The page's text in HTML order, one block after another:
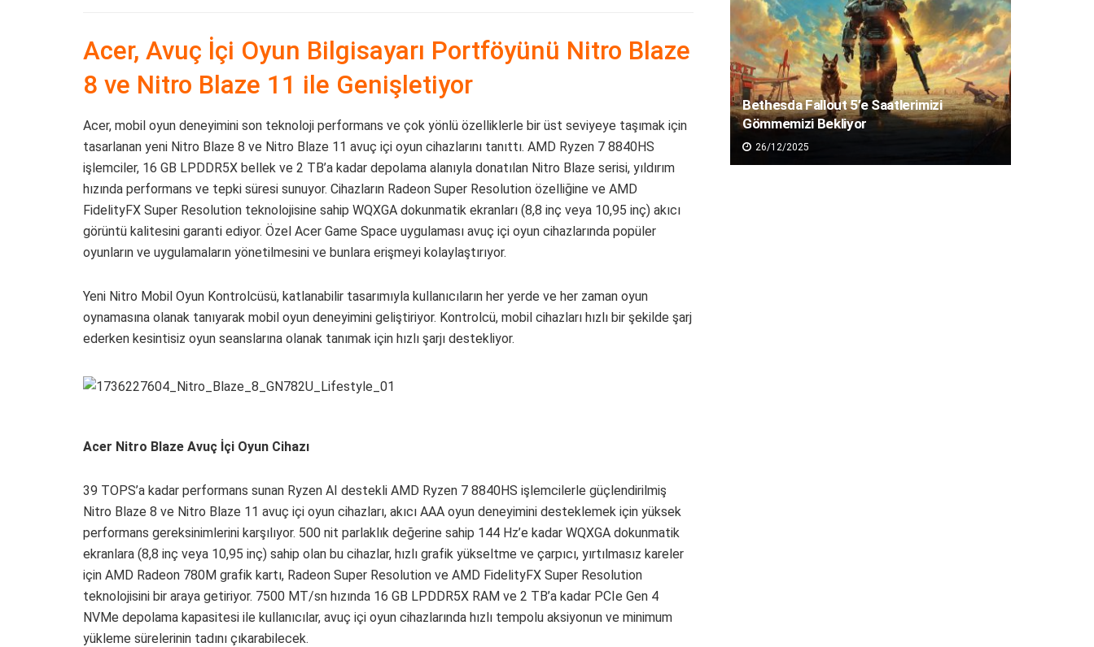
Acer, Avuç İçi Oyun Bilgisayarı Portföyünü Nitro Blaze
8 ve Nitro Blaze 11 ile Genişletiyor
Acer, mobil oyun deneyimini son teknoloji performans ve çok yönlü özelliklerle bir üst seviyeye taşımak için
tasarlanan yeni Nitro Blaze 8 ve Nitro Blaze 11 avuç içi oyun cihazlarını tanıttı. AMD Ryzen 7 8840HS
işlemciler, 16 GB LPDDR5X bellek ve 2 TB’a kadar depolama alanıyla donatılan Nitro Blaze serisi, yıldırım
hızında performans ve tepki süresi sunuyor. Cihazların Radeon Super Resolution özelliğine ve AMD
FidelityFX Super Resolution teknolojisine sahip WQXGA dokunmatik ekranları (8,8 inç veya 10,95 inç) akıcı
görüntü kalitesini garanti ediyor. Özel Acer Game Space uygulaması avuç içi oyun cihazlarında popüler
oyunların ve uygulamaların yönetilmesini ve bunlara erişmeyi kolaylaştırıyor.
Yeni Nitro Mobil Oyun Kontrolcüsü, katlanabilir tasarımıyla kullanıcıların her yerde ve her zaman oyun
oynamasına olanak tanıyarak mobil oyun deneyimini geliştiriyor. Kontrolcü, mobil cihazları hızlı bir şekilde şarj
ederken kesintisiz oyun seanslarına olanak tanımak için hızlı şarjı destekliyor.
Acer Nitro Blaze Avuç İçi Oyun Cihazı
39 TOPS’a kadar performans sunan Ryzen AI destekli AMD Ryzen 7 8840HS işlemcilerle güçlendirilmiş
Nitro Blaze 8 ve Nitro Blaze 11 avuç içi oyun cihazları, akıcı AAA oyun deneyimini desteklemek için yüksek
performans gereksinimlerini karşılıyor. 500 nit parlaklık değerine sahip 144 Hz’e kadar WQXGA dokunmatik
ekranlara (8,8 inç veya 10,95 inç) sahip olan bu cihazlar, hızlı grafik yükseltme ve çarpıcı, yırtılmasız kareler
için AMD Radeon 780M grafik kartı, Radeon Super Resolution ve AMD FidelityFX Super Resolution
teknolojisini bir araya getiriyor. 7500 MT/sn hızında 16 GB LPDDR5X RAM ve 2 TB’a kadar PCIe Gen 4
NVMe depolama kapasitesi ile kullanıcılar, avuç içi oyun cihazlarında hızlı tempolu aksiyonun ve minimum
yükleme sürelerinin tadını çıkarabilecek.
Bethesda Fallout 5’e Saatlerimizi
Gömmemizi Bekliyor
26/12/2025